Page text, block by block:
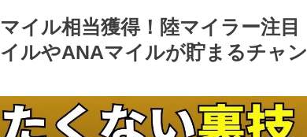
イル相当獲得！陸マイラー注目
ルやANAマイルが貯まるチャン